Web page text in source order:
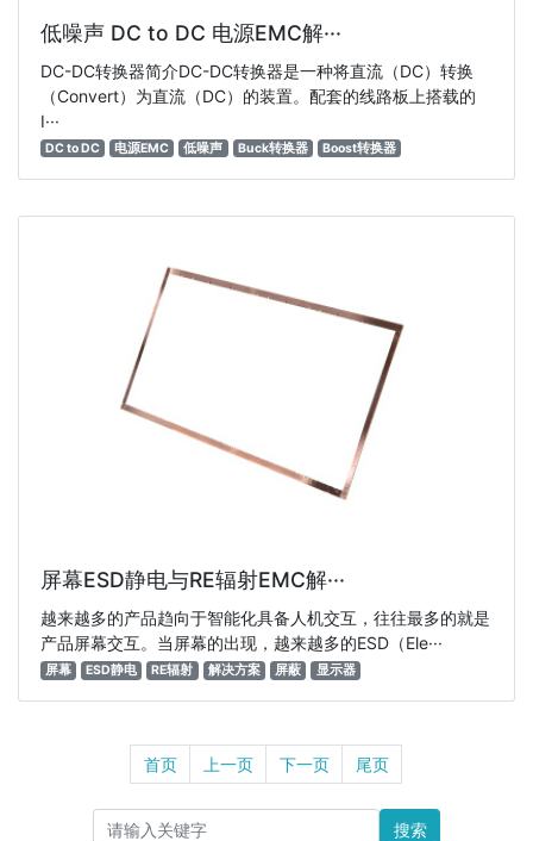
低噪声 DC to DC 电源EMC解···
DC-DC转换器简介DC-DC转换器是一种将直流（DC）转换
（Convert）为直流（DC）的装置。配套的线路板上搭载的
I···
DC to DC 电源EMC 低噪声 Buck转换器 Boost转换器
屏幕ESD静电与RE辐射EMC解···
越来越多的产品趋向于智能化具备人机交互，往往最多的就是
产品屏幕交互。当屏幕的出现，越来越多的ESD（Ele···
屏幕 ESD静电 RE辐射 解决方案 屏蔽 显示器
首页 上一页 下一页 尾页
搜索